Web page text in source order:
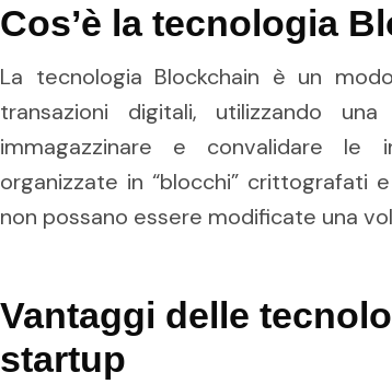
Cos’è la tecnologia
La tecnologia Blockchain è un
transazioni digitali, utilizzando
immagazzinare e convalidare le
organizzate in “blocchi” crittografati
non possano essere modificate una
Vantaggi delle
startup